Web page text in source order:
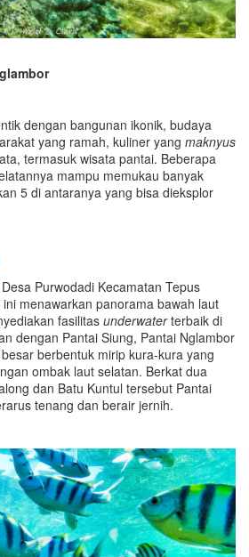
dengan bangunan ikonik, budaya
yang ramah, kuliner yang maknyus
termasuk wisata pantai. Beberapa
mampu memukau banyak
5 di antaranya yang bisa dieksplor
Purwodadi Kecamatan Tepus
menawarkan panorama bawah laut
fasilitas underwaterterbaik di
dengan Pantai Siung, Pantai Nglambor
berbentuk mirip kura-kura yang
ombak laut selatan. Berkat dua
dan Batu Kuntul tersebut Pantai
tenang dan berair jernih.